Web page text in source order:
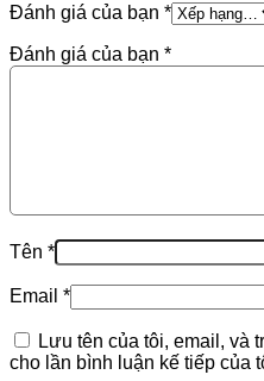
Đánh giá của bạn *
Đánh giá của bạn *
Tên *
Email *
Lưu tên của tôi, email, và
cho lần bình luận kế tiếp của